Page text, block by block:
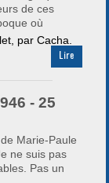
de ces
où
, par Cacha.
Lire
- 25
Marie-Paule
ne suis pas
Pas un